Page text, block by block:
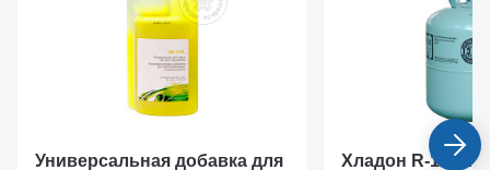
Универсальная добавка для
Хладон R-134A